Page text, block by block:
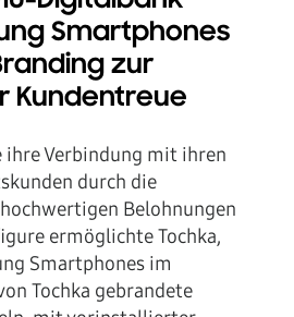
Smartphones
zur
Kundentreue
ihre Verbindung mit ihren
durch die
Belohnungen
ermöglichte Tochka,
Smartphones im
Tochka gebrandete